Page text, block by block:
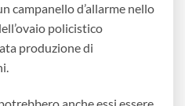
campanello d’allarme nello
policistico
produzione di